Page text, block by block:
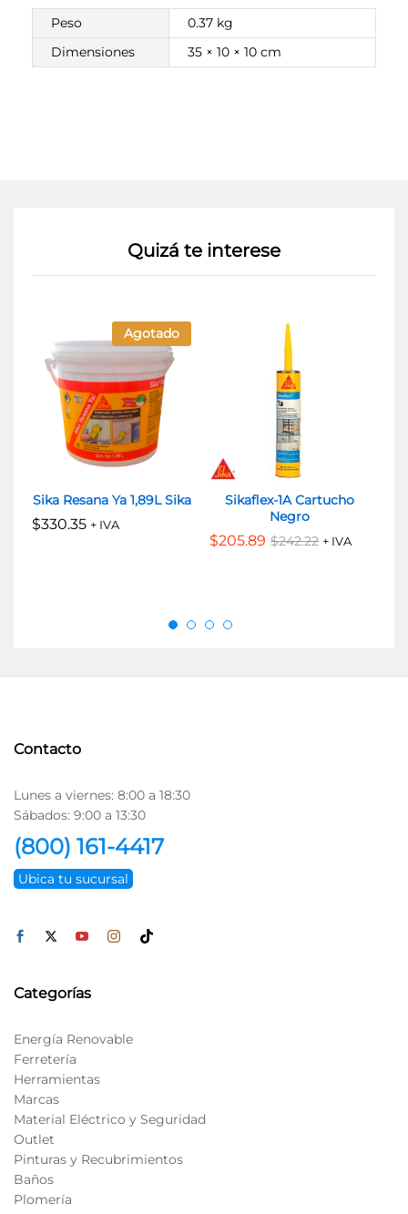
Peso
0.37 kg
Dimensiones
35 × 10 × 10 cm
Quizá te interese
Agotado
Sika Resana Ya 1,89L Sika
$330.35 + IVA
Sikaflex-1A Cartucho
Negro
$205.89 $242.22 + IVA
Contacto
Lunes a viernes: 8:00 a 18:30
Sábados: 9:00 a 13:30
(800) 161-4417
Ubica tu sucursal
Categorías
Energía Renovable
Ferretería
Herramientas
Marcas
Material Eléctrico y Seguridad
Outlet
Pinturas y Recubrimientos
Baños
Plomería